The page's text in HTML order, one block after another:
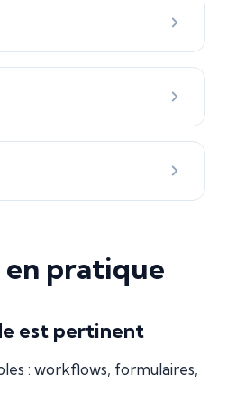
pratique
est pertinent
: workflows, formulaires,